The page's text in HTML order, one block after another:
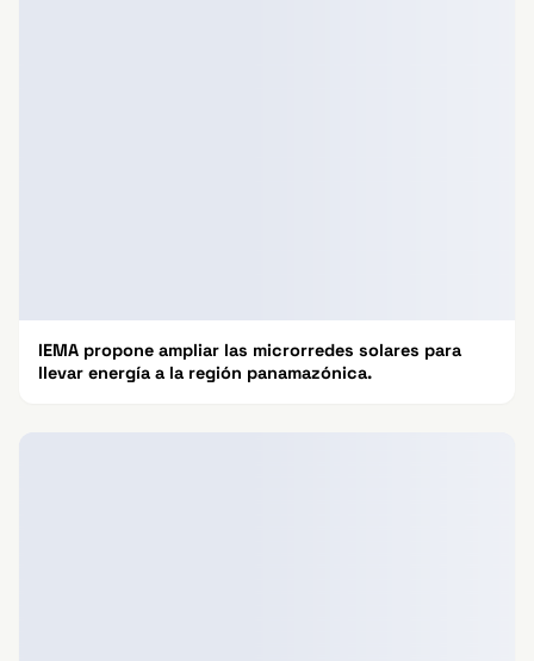
IEMA propone ampliar las microrredes solares para
llevar energía a la región panamazónica.